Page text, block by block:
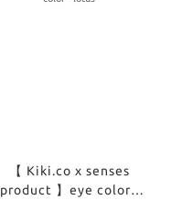
【 Kiki.co x senses
product 】eye color -